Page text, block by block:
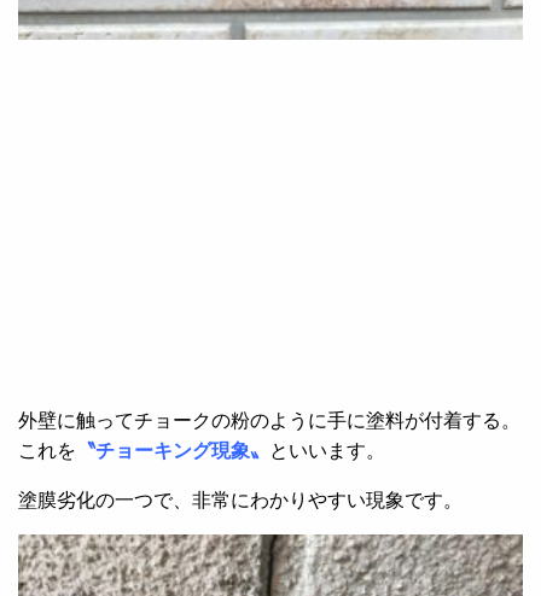
外壁に触ってチョークの粉のように手に塗料が付着する。
これを 〝チョーキング現象〟 といいます。
塗膜劣化の一つで、非常にわかりやすい現象です。